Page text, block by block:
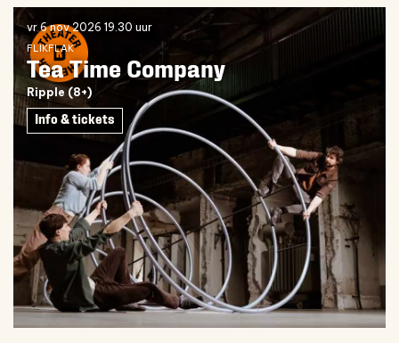
Tea Time Company
Ripple (8+)
FLIKFLAK
vr 6 nov 2026 19.30 uur
Info & tickets